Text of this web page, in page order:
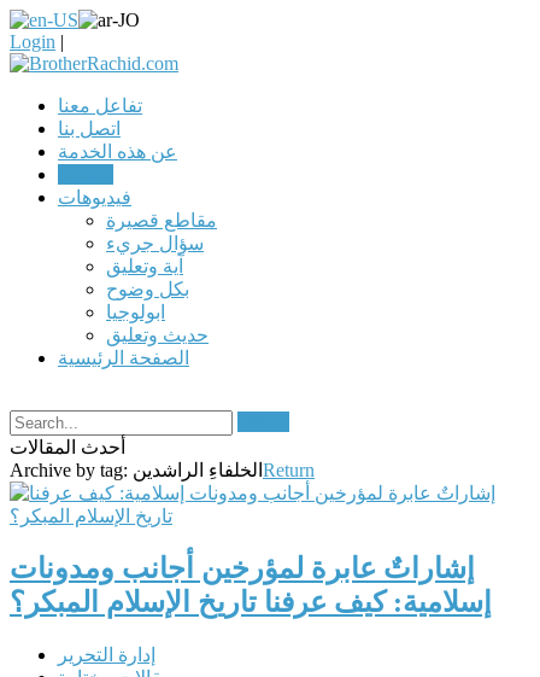
Login |
تفاعل معنا
اتصل بنا
عن هذه الخدمة
فيديوهات
مقاطع قصيرة
سؤال جريء
آية وتعليق
بكل وضوح
ابولوجيا
حديث وتعليق
الصفحة الرئيسية
أحدث المقالات
Archive by tag: الخلفاءِ الراشدين Return
إشاراتٌ عابرة لمؤرخين أجانب ومدونات
إسلامية: كيف عرفنا تاريخ الإسلام المبكر؟
إدارة التحرير